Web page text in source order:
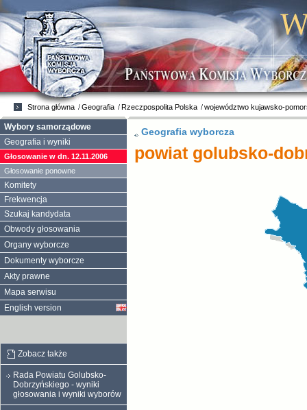
Geografia wyborcza
powiat golubsko-
Strona główna Geografia Rzeczpospolita Polska województwo kujawsko-
Wybory samorządowe
Geografia i wyniki
Głosowanie w dn. 12.11.2006
Głosowanie ponowne
Komitety
Frekwencja
Szukaj kandydata
Obwody głosowania
Organy wyborcze
Dokumenty wyborcze
Akty prawne
Mapa serwisu
English version
Zobacz także
Rada Powiatu Golubsko-
Dobrzyńskiego - wyniki
głosowania i wyniki wyborów